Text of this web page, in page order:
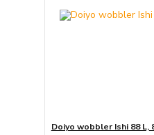
Doiyo wobbler Ishi 88 L,